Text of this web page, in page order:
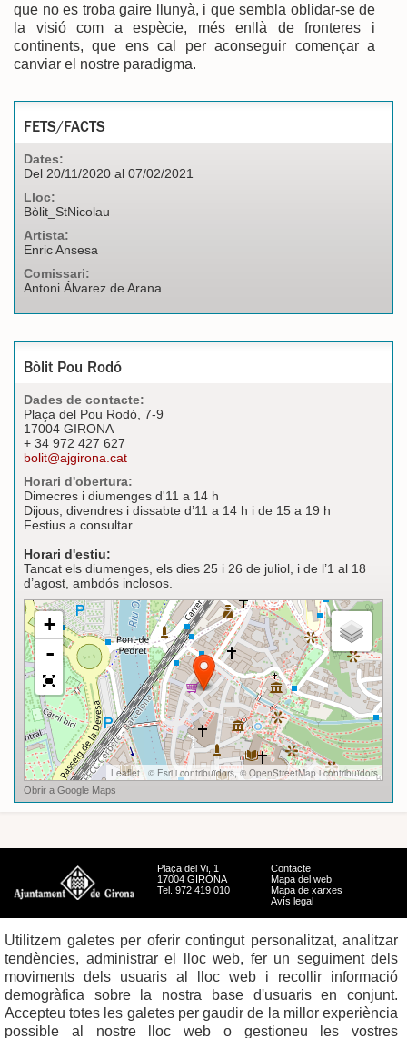
que no es troba gaire llunyà, i que sembla oblidar-se de
la visió com a espècie, més enllà de fronteres i
continents, que ens cal per aconseguir començar a
canviar el nostre paradigma.
FETS/FACTS
Dates:
Del 20/11/2020 al 07/02/2021
Lloc:
Bòlit_StNicolau
Artista:
Enric Ansesa
Comissari:
Antoni Álvarez de Arana
Bòlit Pou Rodó
Dades de contacte:
Plaça del Pou Rodó, 7-9
17004 GIRONA
+ 34 972 427 627
bolit@ajgirona.cat
Horari d'obertura:
Dimecres i diumenges d'11 a 14 h
Dijous, divendres i dissabte d’11 a 14 h i de 15 a 19 h
Festius a consultar
Horari d'estiu:
Tancat els diumenges, els dies 25 i 26 de juliol, i de l’1 al 18
d’agost, ambdós inclosos.
Plaça del Vi, 1
17004 GIRONA
Tel. 972 419 010
Contacte
Mapa del web
Mapa de xarxes
Avís legal
Utilitzem galetes per oferir contingut personalitzat, analitzar
tendències, administrar el lloc web, fer un seguiment dels
moviments dels usuaris al lloc web i recollir informació
demogràfica sobre la nostra base d'usuaris en conjunt.
Accepteu totes les galetes per gaudir de la millor experiència
possible al nostre lloc web o gestioneu les vostres